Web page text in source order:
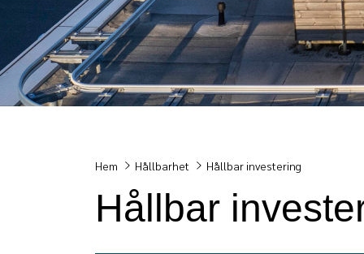
Breadcrumb
Hem Hållbarhet Hållbar investering
Hållbar